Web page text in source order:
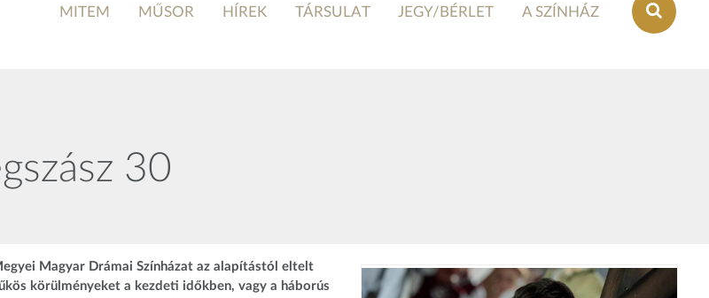
MITEM MŰSOR HÍREK TÁRSULAT JEGY/BÉRLET A SZÍNHÁZ
30
Magyar Drámai Színházat az alapítástól eltelt
körülményeket a kezdeti időkben, vagy a háborús